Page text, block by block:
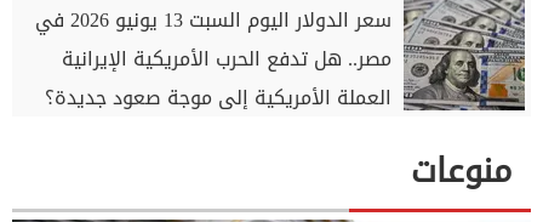
سعر الدولار اليوم السبت 13 يونيو 2026 في
مصر.. هل تدفع الحرب الأمريكية الإيرانية
العملة الأمريكية إلى موجة صعود جديدة؟
منوعات